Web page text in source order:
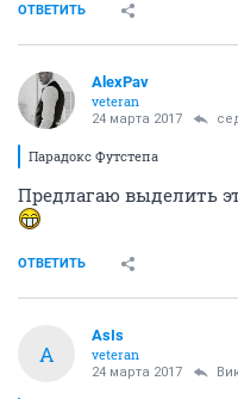
ОТВЕТИТЬ
AlexPav
veteran
24 марта 2017
Парадокс Футстепа
Предлагаю выделить
ОТВЕТИТЬ
A
AsIs
veteran
24 марта 2017